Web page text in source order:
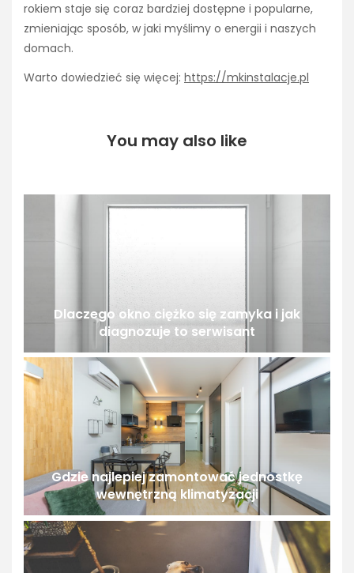
rokiem staje się coraz bardziej dostępne i popularne,
zmieniając sposób, w jaki myślimy o energii i naszych
domach.
Warto dowiedzieć się więcej: https://mkinstalacje.pl
You may also like
Dlaczego okno ciężko się zamyka i jak
diagnozuje to serwisant
Gdzie najlepiej zamontować jednostkę
wewnętrzną klimatyzacji